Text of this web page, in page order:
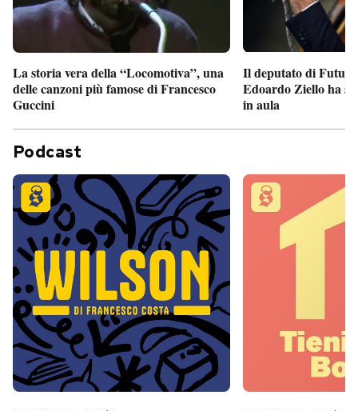
La storia vera della “Locomotiva”, una
delle canzoni più famose di Francesco
Guccini
Il deputato di
Edoardo Ziello ha
in aula
Podcast